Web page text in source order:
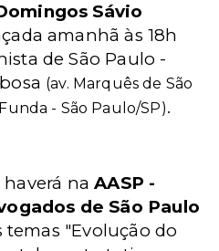
Sávio
amanhã às 18h
de São Paulo -
(av. Marquês de São
- São Paulo/SP).
haverá naAASP -
de São Paulo
"Evolução do